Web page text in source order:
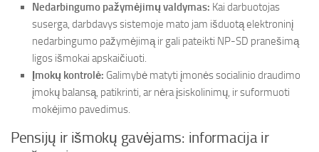
Nedarbingumo pažymėjimų valdymas: Kai darbuotojas
suserga, darbdavys sistemoje mato jam išduotą elektroninį
nedarbingumo pažymėjimą ir gali pateikti NP-SD pranešimą
ligos išmokai apskaičiuoti.
Įmokų kontrolė: Galimybė matyti įmonės socialinio draudimo
įmokų balansą, patikrinti, ar nėra įsiskolinimų, ir suformuoti
mokėjimo pavedimus.
Pensijų ir išmokų gavėjams: informacija ir